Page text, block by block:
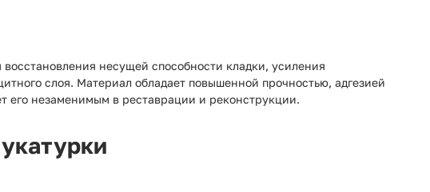
восстановления несущей способности кладки, усиления
слоя. Материал обладает повышенной прочностью, адгезией
его незаменимым в реставрации и реконструкции.